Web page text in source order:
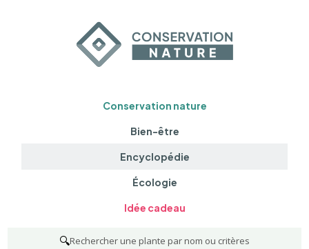
Conservation nature
Bien-être
Encyclopédie
Écologie
Idée cadeau
🔍Rechercher une plante par nom ou critères